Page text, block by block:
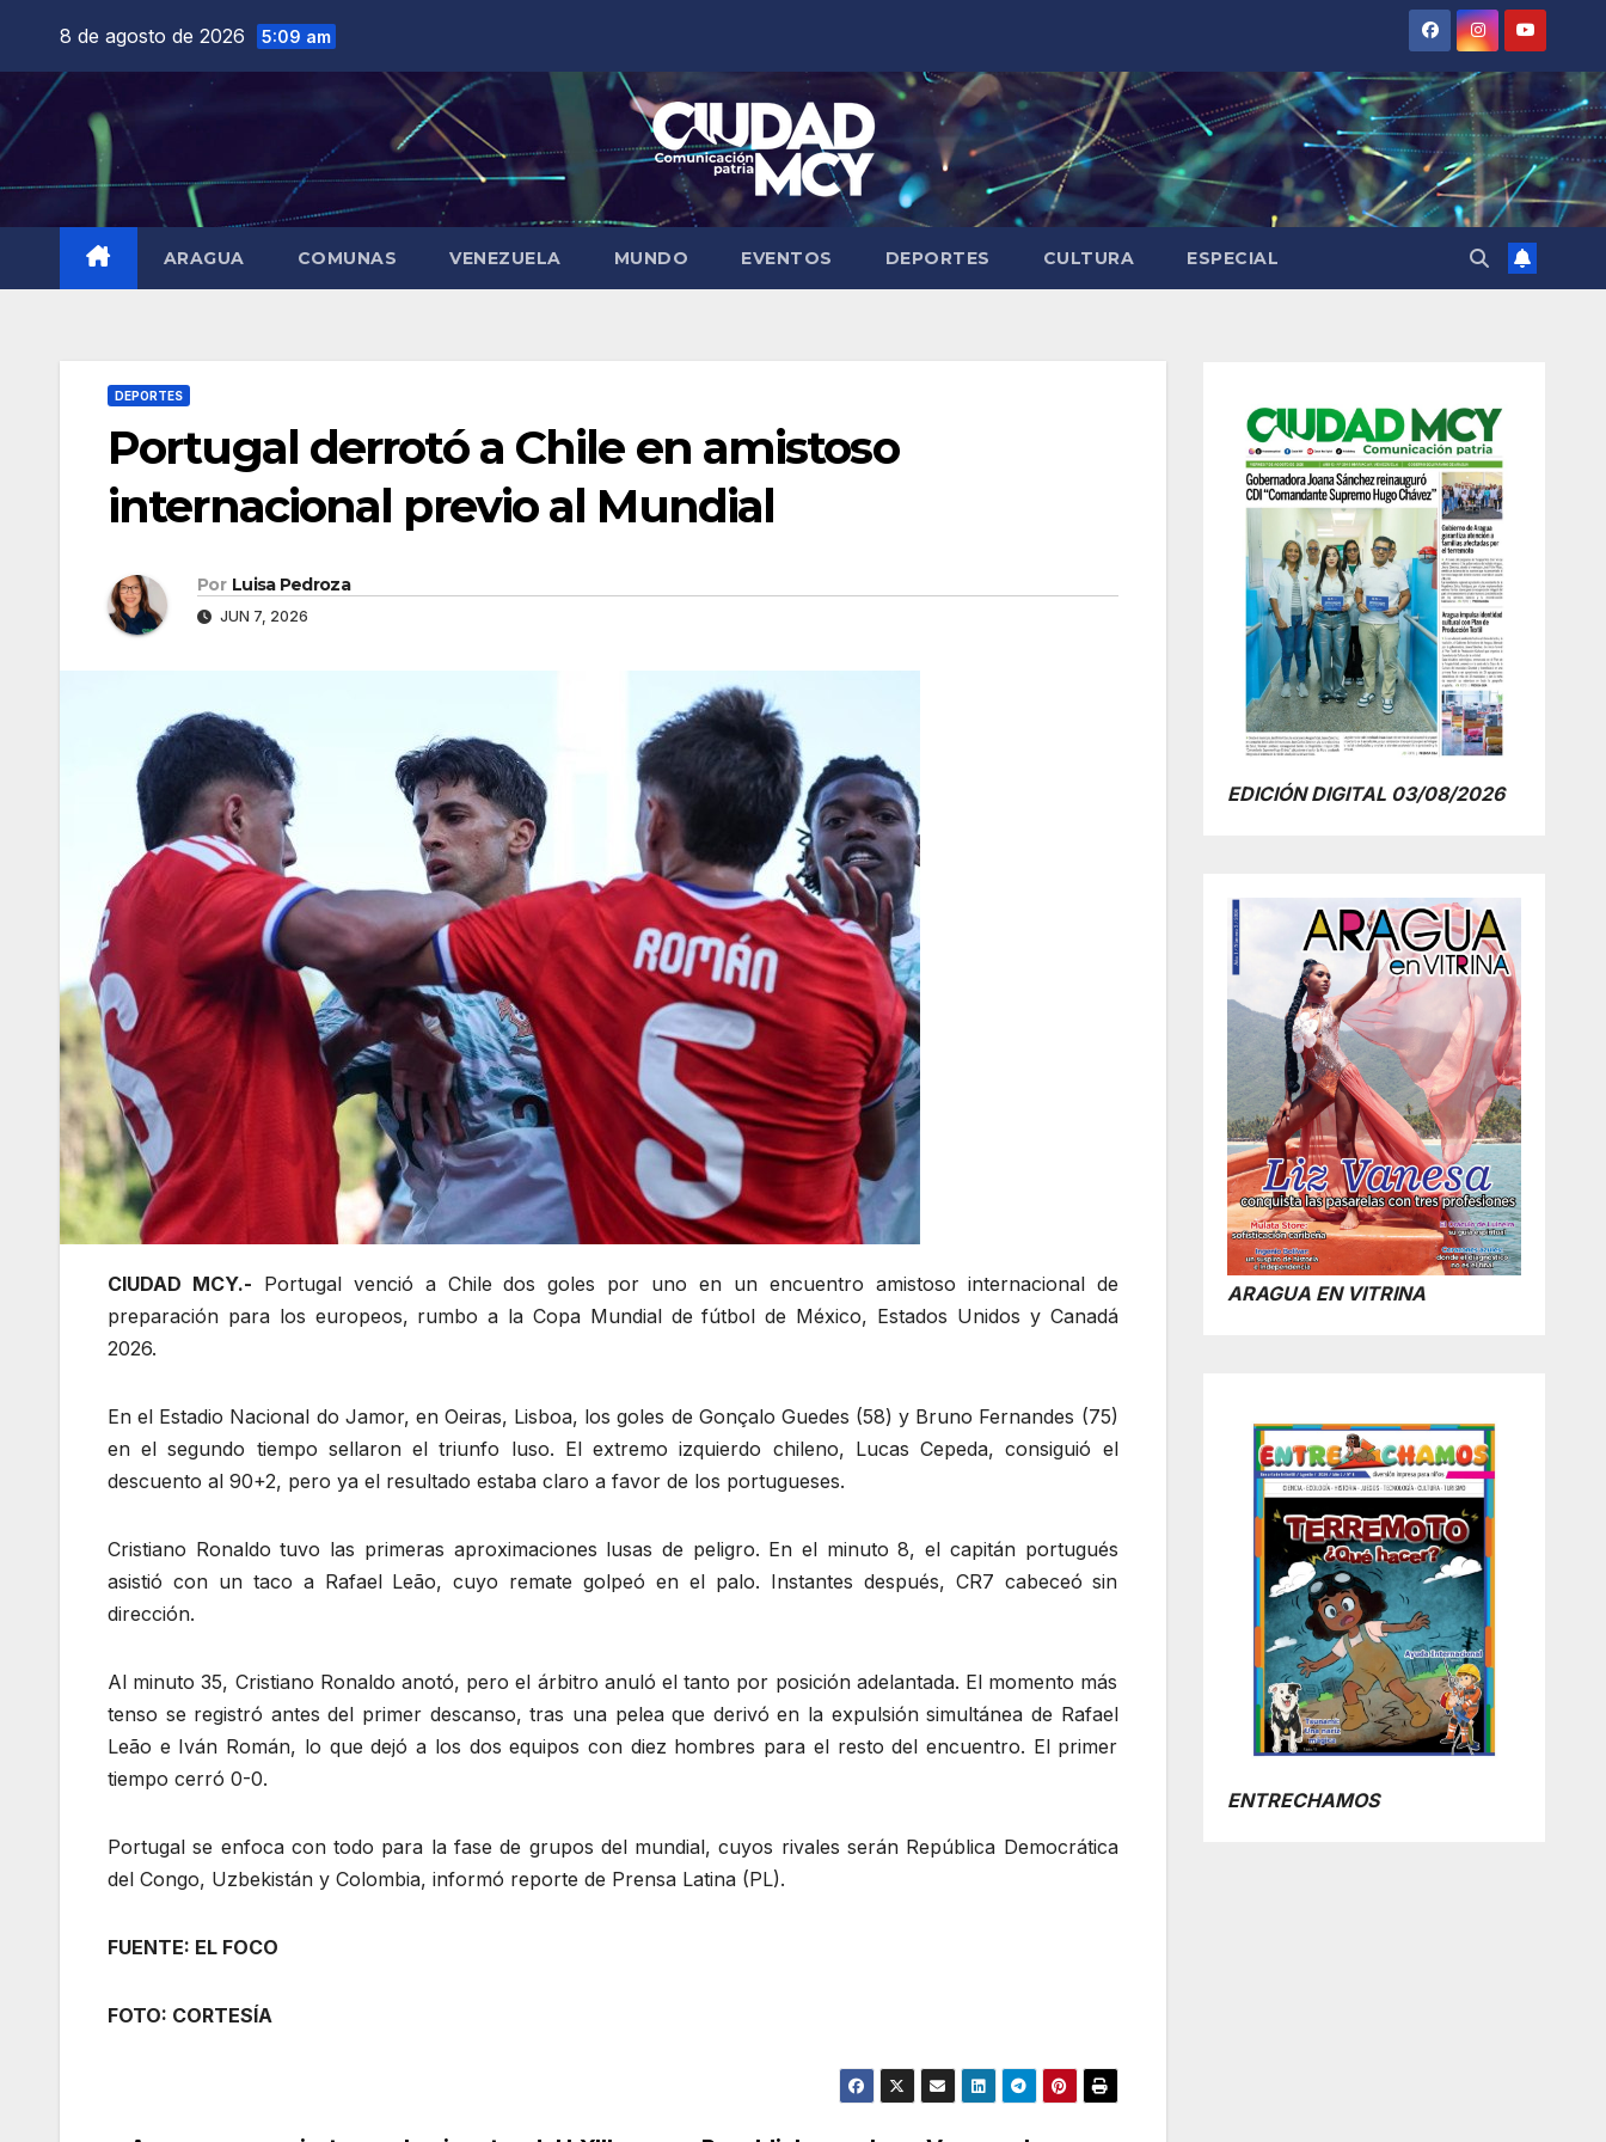
contenido
8 de agosto de 2026 5:09 am
ARAGUA COMUNAS VENEZUELA MUNDO EVENTOS DEPORTES CULTURA ESPECIAL
DEPORTES
Portugal derrotó a Chile en amistoso
internacional previo al Mundial
Por Luisa Pedroza
JUN 7, 2026
CIUDAD MCY.- Portugal venció a Chile dos goles por uno en un encuentro amistoso internacional de
preparación para los europeos, rumbo a la Copa Mundial de fútbol de México, Estados Unidos y Canadá
2026.
En el Estadio Nacional do Jamor, en Oeiras, Lisboa, los goles de Gonçalo Guedes (58) y Bruno Fernandes (75)
en el segundo tiempo sellaron el triunfo luso. El extremo izquierdo chileno, Lucas Cepeda, consiguió el
descuento al 90+2, pero ya el resultado estaba claro a favor de los portugueses.
Cristiano Ronaldo tuvo las primeras aproximaciones lusas de peligro. En el minuto 8, el capitán portugués
asistió con un taco a Rafael Leão, cuyo remate golpeó en el palo. Instantes después, CR7 cabeceó sin
dirección.
Al minuto 35, Cristiano Ronaldo anotó, pero el árbitro anuló el tanto por posición adelantada. El momento más
tenso se registró antes del primer descanso, tras una pelea que derivó en la expulsión simultánea de Rafael
Leão e Iván Román, lo que dejó a los dos equipos con diez hombres para el resto del encuentro. El primer
tiempo cerró 0-0.
Portugal se enfoca con todo para la fase de grupos del mundial, cuyos rivales serán República Democrática
del Congo, Uzbekistán y Colombia, informó reporte de Prensa Latina (PL).
FUENTE: EL FOCO
FOTO: CORTESÍA
EDICIÓN DIGITAL 03/08/2026
ARAGUA EN VITRINA
ENTRECHAMOS